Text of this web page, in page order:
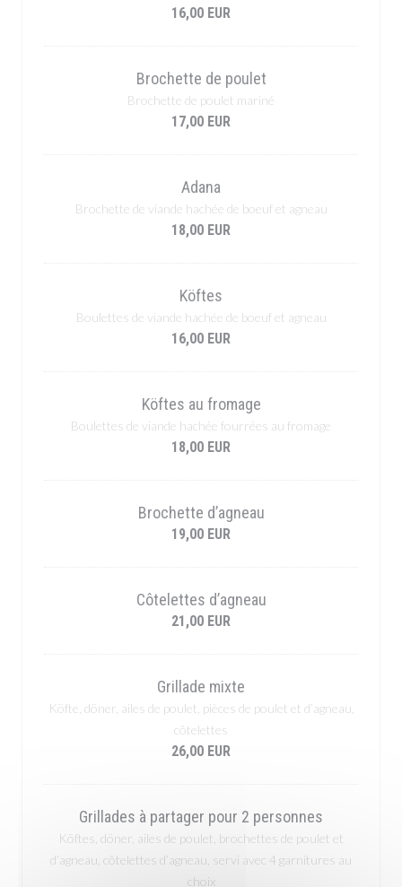
16,00 EUR
Brochette de poulet
Brochette de poulet mariné
17,00 EUR
Adana
Brochette de viande hachée de boeuf et agneau
18,00 EUR
Köftes
Boulettes de viande hachée de boeuf et agneau
16,00 EUR
Köftes au fromage
Boulettes de viande hachée fourrées au fromage
18,00 EUR
Brochette d’agneau
19,00 EUR
Côtelettes d’agneau
21,00 EUR
Grillade mixte
Köfte, döner, ailes de poulet, pièces de poulet et d’agneau,
côtelettes
26,00 EUR
Grillades à partager pour 2 personnes
Köftes, döner, ailes de poulet, brochettes de poulet et
d’agneau, côtelettes d’agneau, servi avec 4 garnitures au
choix